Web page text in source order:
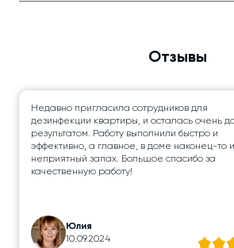
Отзывы
Недавно пригласила сотрудников для
дезинфекции квартиры, и осталась очень
результатом. Работу выполнили быстро и
эффективно, а главное, в доме наконец-то
неприятный запах. Большое спасибо за
качественную работу!
Юлия
10.09.2024